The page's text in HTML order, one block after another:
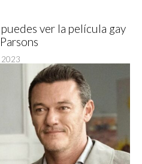
ver la película gay
2023